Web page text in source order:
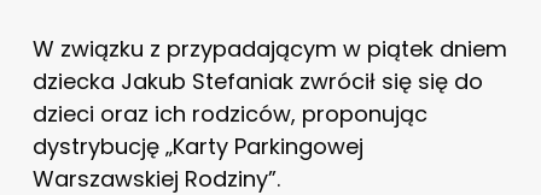
W związku z przypadającym w piątek dniem
dziecka Jakub Stefaniak zwrócił się się do
dzieci oraz ich rodziców, proponując
dystrybucję „Karty Parkingowej
Warszawskiej Rodziny”.